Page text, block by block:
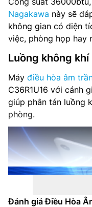
Hãng sản xuất:
Bảo hành: 24 tháng
Nagakawa này sẽ
không gian có diện
việc, phòng họp hay
Luồng không
Máy điều hòa âm
C36R1U16 với cánh
giúp phân tán luồng
phòng.
Đánh giá Điều Hòa